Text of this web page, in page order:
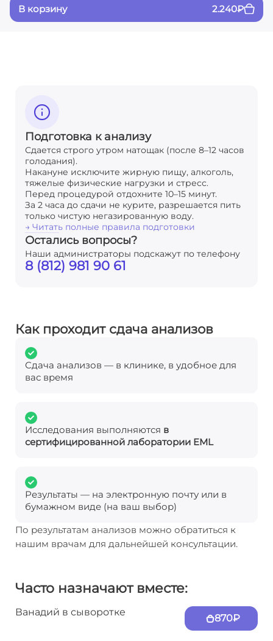
В корзину 2.240₽
Подготовка к анализу
Сдается строго утром натощак (после 8–12 часов
голодания).
Накануне исключите жирную пищу, алкоголь,
тяжелые физические нагрузки и стресс.
Перед процедурой отдохните 10–15 минут.
За 2 часа до сдачи не курите, разрешается пить
только чистую негазированную воду.
→ Читать полные правила подготовки
Остались вопросы?
Наши администраторы подскажут по телефону
8 (812) 981 90 61
Как проходит сдача анализов
Сдача анализов — в клинике, в удобное для
вас время
Исследования выполняются в
сертифицированной лаборатории EML
Результаты — на электронную почту или в
бумажном виде (на ваш выбор)
По результатам анализов можно обратиться к
нашим врачам для дальнейшей консультации.
Часто назначают вместе:
Ванадий в сыворотке
870₽